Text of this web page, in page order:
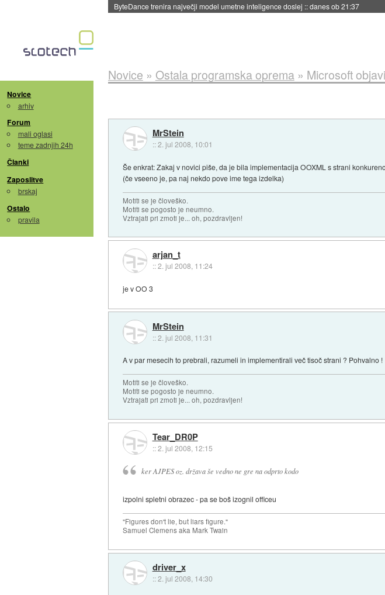
Spletne strani začele streči oglase za agente umetne inteligence::danes ob 21:23
Novice
arhiv
Forum
mali oglasi
teme zadnjih 24h
Članki
Zaposlitve
brskaj
Ostalo
pravila
Novice » Ostala programska oprema» Microsoft
MrStein
::2. jul 2008, 10:01
Še enkrat: Zakaj v novici piše, da je bila implementacija OOXML s strani
(če vseeno je, pa naj nekdo pove ime tega izdelka)
Motiti se je človeško.
Motiti se pogosto je neumno.
Vztrajati pri zmoti je... oh, pozdravljen!
arjan_t
::2. jul 2008, 11:24
je v OO 3
MrStein
::2. jul 2008, 11:31
A v par mesecih to prebrali, razumeli in implementirali več tisoč strani ? Pohvalno !
Motiti se je človeško.
Motiti se pogosto je neumno.
Vztrajati pri zmoti je... oh, pozdravljen!
Tear_DR0P
::2. jul 2008, 12:15
ker AJPES oz. država še vedno ne gre na odprto kodo
izpolni spletni obrazec - pa se boš izognil officeu
"Figures don't lie, but liars figure."
Samuel Clemens aka Mark Twain
driver_x
::2. jul 2008, 14:30